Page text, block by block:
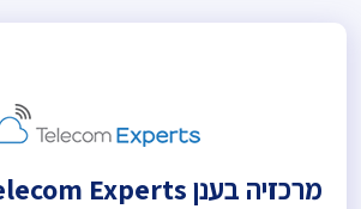
מרכזיה בענן Telecom Experts בסיס